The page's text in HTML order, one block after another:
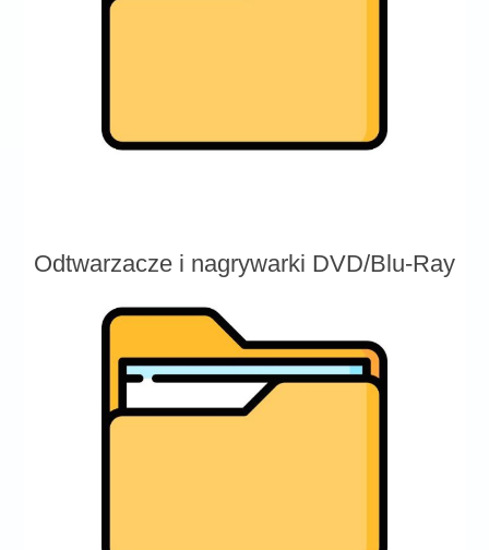
Odtwarzacze i nagrywarki DVD/Blu-Ray